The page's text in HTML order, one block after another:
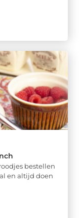
bestellen
en altijd doen